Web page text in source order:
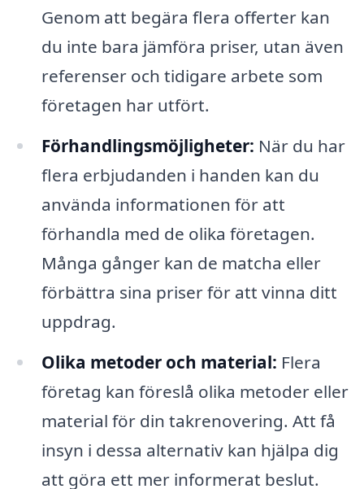
Genom att begära flera offerter kan
du inte bara jämföra priser, utan även
referenser och tidigare arbete som
företagen har utfört.
Förhandlingsmöjligheter: När du har
flera erbjudanden i handen kan du
använda informationen för att
förhandla med de olika företagen.
Många gånger kan de matcha eller
förbättra sina priser för att vinna ditt
uppdrag.
Olika metoder och material: Flera
företag kan föreslå olika metoder eller
material för din takrenovering. Att få
insyn i dessa alternativ kan hjälpa dig
att göra ett mer informerat beslut.